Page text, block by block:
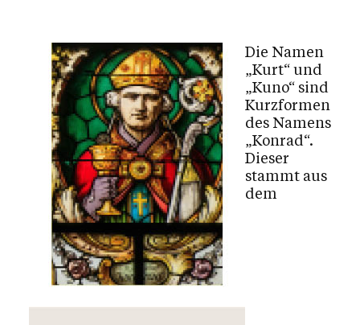
Zeitschriften
Mediensuche
Kalender
Personen
Die Namen
„Kurt“ und
„Kuno“ sind
Kurzformen
des Namens
„Konrad“.
Dieser
stammt aus
dem